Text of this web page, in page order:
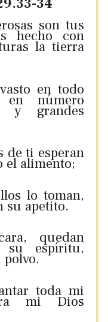
34
son tus
hecho con
la tierra
en todo
número
y grandes
de ti esperan
el alimento;
lo toman,
su apetito.
quedan
su espíritu,
toda mi
mi Dios